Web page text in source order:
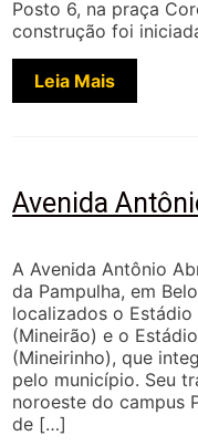
Posto 6, na praça
construção foi
Leia Mais
Avenida
A Avenida Antônio
da Pampulha, em
localizados o Estádio
(Mineirão) e o
(Mineirinho), que
pelo município. Seu
noroeste do campus
de […]